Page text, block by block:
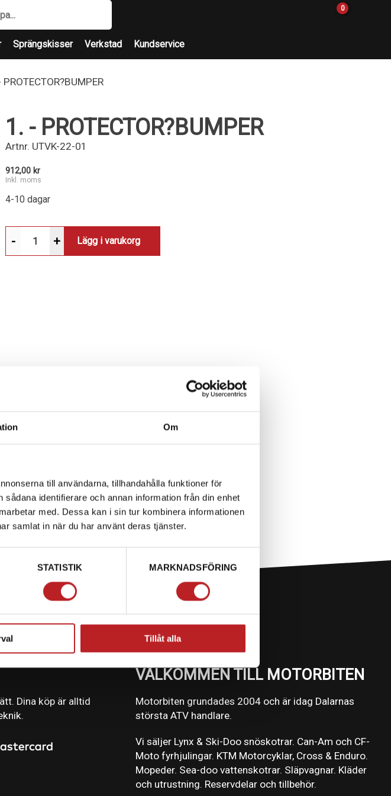
Om
till användarna, tillhandahålla funktioner för
identifierare och annan information från din enhet
med. Dessa kan i sin tur kombinera informationen
samlat in när du har använt deras tjänster.
STATISTIK MARKNADSFÖRING
Tillåt alla
0
Sprängskisser Verkstad Kundservice
PROTECTOR?BUMPER
1. - PROTECTOR?BUMPER
Artnr. UTVK-22-01
912,00 kr
Inkl. moms
4-10 dagar
- + Lägg i varukorg
SPECIFIKATION
Dina köp är alltid
VÄLKOMMEN TILL MOTORBITEN
Motorbiten grundades 2004 och är idag Dalarnas
största ATV handlare.
Vi säljer Lynx & Ski-Doo snöskotrar. Can-Am och CF-
Moto fyrhjulingar. KTM Motorcyklar, Cross & Enduro.
Mopeder. Sea-doo vattenskotrar. Släpvagnar. Kläder
och utrustning. Reservdelar och tillbehör.